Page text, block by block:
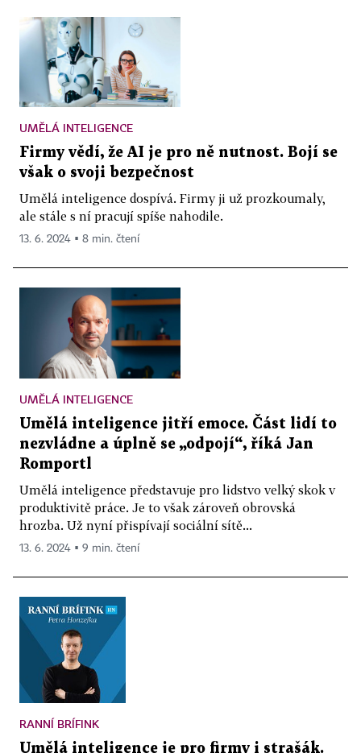
UMĚLÁ INTELIGENCE
Firmy vědí, že AI je pro ně nutnost. Bojí se
však o svoji bezpečnost
Umělá inteligence dospívá. Firmy ji už prozkoumaly,
ale stále s ní pracují spíše nahodile.
13. 6. 2024 ▪ 8 min. čtení
UMĚLÁ INTELIGENCE
Umělá inteligence jitří emoce. Část lidí to
nezvládne a úplně se „odpojí“, říká Jan
Romportl
Umělá inteligence představuje pro lidstvo velký skok v
produktivitě práce. Je to však zároveň obrovská
hrozba. Už nyní přispívají sociální sítě...
13. 6. 2024 ▪ 9 min. čtení
RANNÍ BRÍFINK
Umělá inteligence je pro firmy i strašák.